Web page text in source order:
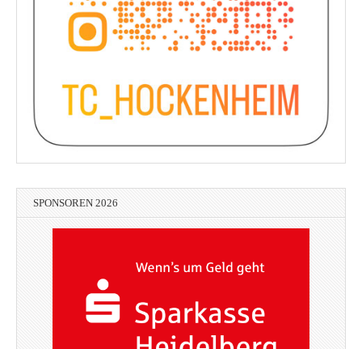
SPONSOREN 2026